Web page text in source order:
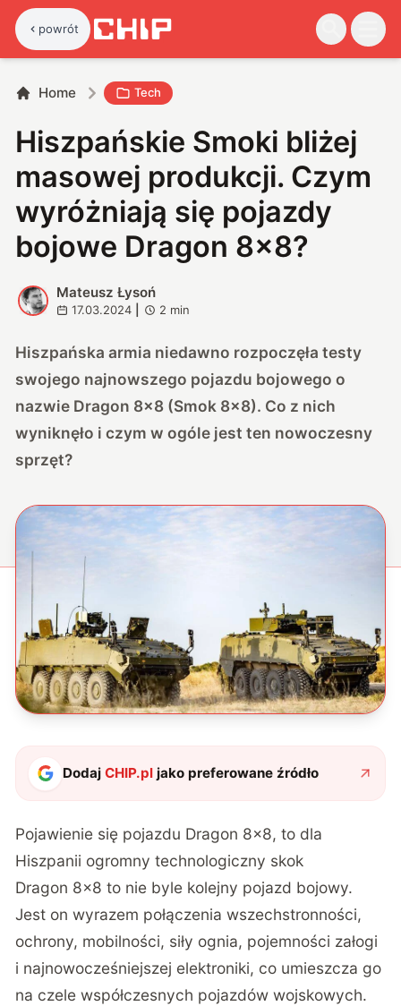
powrót
Home Tech
Hiszpańskie Smoki bliżej
masowej produkcji. Czym
wyróżniają się pojazdy
bojowe Dragon 8×8?
M
Mateusz Łysoń
17.03.2024 2 min
Hiszpańska armia niedawno rozpoczęła testy
swojego najnowszego pojazdu bojowego o
nazwie Dragon 8×8 (Smok 8×8). Co z nich
wyniknęło i czym w ogóle jest ten nowoczesny
sprzęt?
DodajCHIP.pl jako preferowane źródło
Pojawienie się pojazdu Dragon 8×8, to dla
Hiszpanii ogromny technologiczny skok
Dragon 8×8 to nie byle kolejny pojazd bojowy.
Jest on wyrazem połączenia wszechstronności,
ochrony, mobilności, siły ognia, pojemności załogi
i najnowocześniejszej elektroniki, co umieszcza go
na czele współczesnych pojazdów wojskowych.